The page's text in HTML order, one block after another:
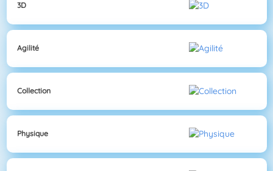
3D
Agilité
Collection
Physique